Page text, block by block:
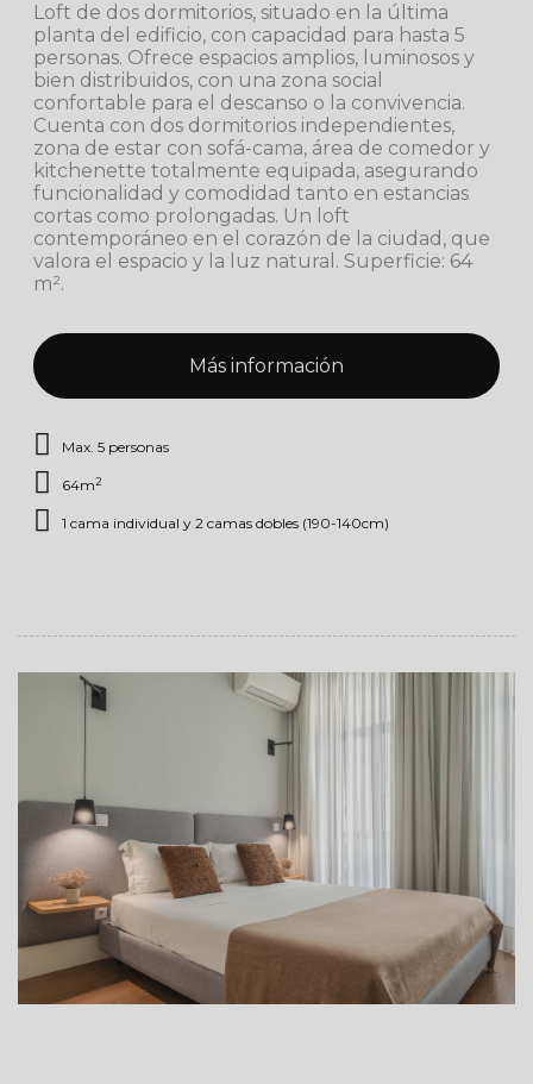
Loft de dos dormitorios, situado en la última
planta del edificio, con capacidad para hasta 5
personas. Ofrece espacios amplios, luminosos y
bien distribuidos, con una zona social
confortable para el descanso o la convivencia.
Cuenta con dos dormitorios independientes,
zona de estar con sofá-cama, área de comedor y
kitchenette totalmente equipada, asegurando
funcionalidad y comodidad tanto en estancias
cortas como prolongadas. Un loft
contemporáneo en el corazón de la ciudad, que
valora el espacio y la luz natural. Superficie: 64
m².
Más información
Max. 5 personas
64m2
1 cama individual y 2 camas dobles (190-140cm)